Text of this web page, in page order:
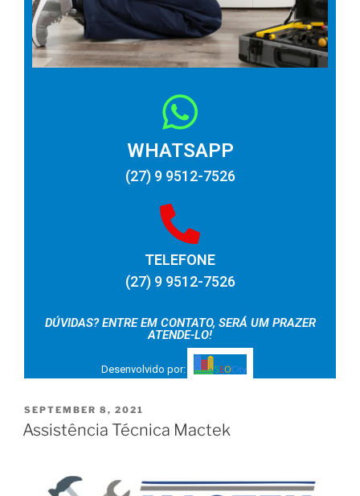
WHATSAPP
(27) 9 9512-7526
TELEFONE
(27) 9 9512-7526
DÚVIDAS? ENTRE EM CONTATO, SERÁ UM PRAZER
ATENDE-LO!
Desenvolvido por:
SEPTEMBER 8, 2021
Assistência Técnica Mactek